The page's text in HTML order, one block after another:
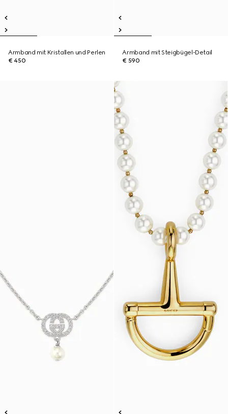
Armband mit Kristallen und Perlen
€ 450
Armband mit Steigbügel-Detail
€ 590